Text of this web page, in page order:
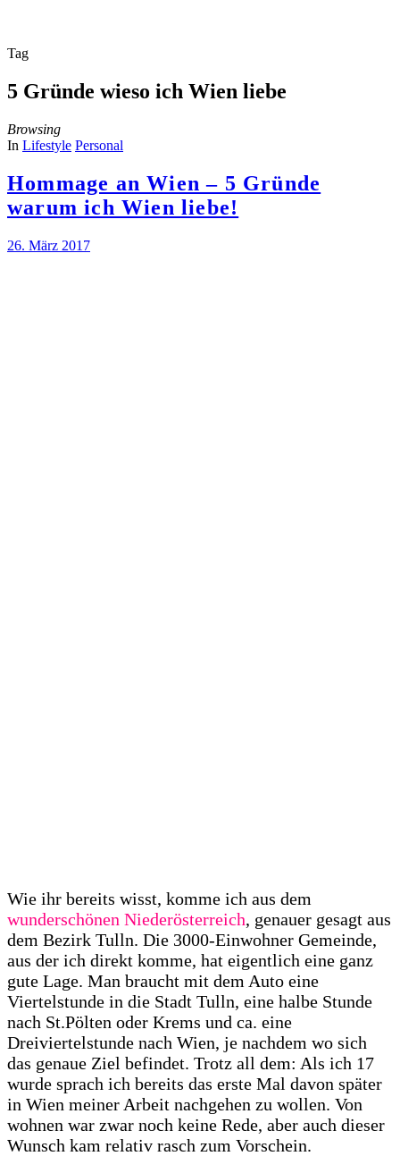
Tag
5 Gründe wieso ich Wien liebe
Browsing
In Lifestyle Personal
Hommage an Wien – 5 Gründe
warum ich Wien liebe!
26. März 2017
Wie ihr bereits wisst, komme ich aus dem
wunderschönen Niederösterreich, genauer gesagt aus
dem Bezirk Tulln. Die 3000-Einwohner Gemeinde,
aus der ich direkt komme, hat eigentlich eine ganz
gute Lage. Man braucht mit dem Auto eine
Viertelstunde in die Stadt Tulln, eine halbe Stunde
nach St.Pölten oder Krems und ca. eine
Dreiviertelstunde nach Wien, je nachdem wo sich
das genaue Ziel befindet. Trotz all dem: Als ich 17
wurde sprach ich bereits das erste Mal davon später
in Wien meiner Arbeit nachgehen zu wollen. Von
wohnen war zwar noch keine Rede, aber auch dieser
Wunsch kam relativ rasch zum Vorschein.